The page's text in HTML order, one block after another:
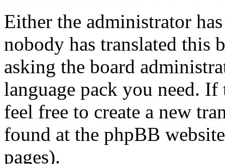
Either the administrator
nobody has translated this
asking the board
language pack you need.
feel free to create a new
found at the phpBB
pages).